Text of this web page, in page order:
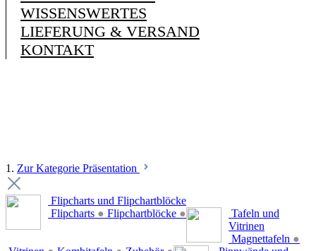
WISSENSWERTES
LIEFERUNG & VERSAND
KONTAKT
1. Zur Kategorie Präsentation
Flipcharts und Flipchartblöcke
Flipcharts ● Flipchartblöcke ●
Tafeln und
Vitrinen
Magnettafeln ●